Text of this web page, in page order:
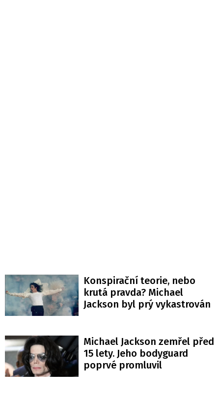
Konspirační teorie, nebo
krutá pravda? Michael
Jackson byl prý vykastrován
Michael Jackson zemřel před
15 lety. Jeho bodyguard
poprvé promluvil